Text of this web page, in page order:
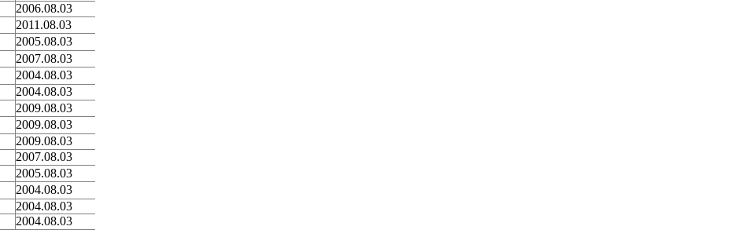
2006.08.03
2011.08.03
2005.08.03
2007.08.03
2004.08.03
2004.08.03
2009.08.03
2009.08.03
2009.08.03
2007.08.03
2005.08.03
2004.08.03
2004.08.03
2004.08.03